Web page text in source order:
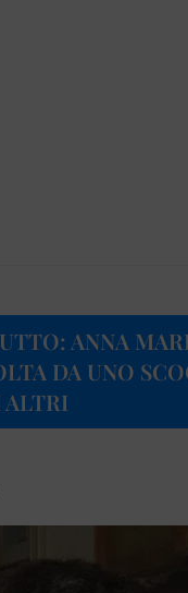
ANNA
DA UNO
ALTRI